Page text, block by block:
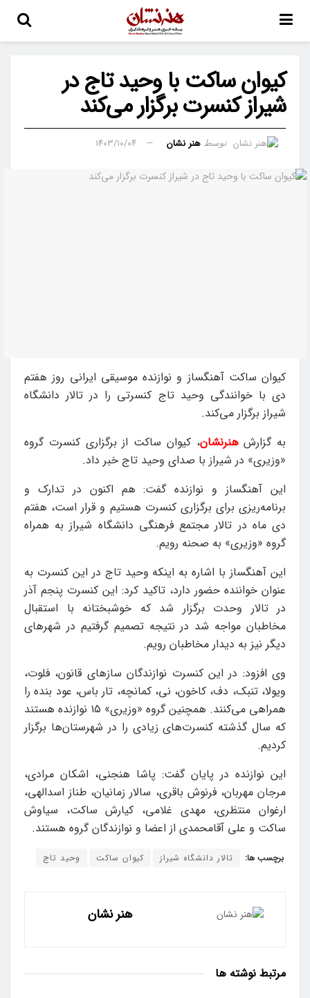
کیوان ساکت با وحید تاج در
شیراز کنسرت برگزار می‌کند
توسط هنر نشان ۱۴۰۳/۱۰/۰۴
کیوان ساکت آهنگساز و نوازنده موسیقی ایرانی روز هفتم
دی با خوانندگی وحید تاج کنسرتی را در تالار دانشگاه
شیراز برگزار می‌کند.
به گزارشهنرنشان، کیوان ساکت از برگزاری کنسرت گروه
«وزیری» در شیراز با صدای وحید تاج خبر داد.
این آهنگساز و نوازنده گفت: هم اکنون در تدارک و
برنامه‌ریزی برای برگزاری کنسرت هستیم و قرار است، هفتم
دی ماه در تالار مجتمع فرهنگی دانشگاه شیراز به همراه
گروه «وزیری» به صحنه رویم.
این آهنگساز با اشاره به اینکه وحید تاج در این کنسرت به
عنوان خواننده حضور دارد، تاکید کرد: این کنسرت پنجم آذر
در تالار وحدت برگزار شد که خوشبختانه با استقبال
مخاطبان مواجه شد در نتیجه تصمیم گرفتیم در شهرهای
دیگر نیز به دیدار مخاطبان رویم.
وی افزود: در این کنسرت نوازندگان سازهای قانون، فلوت،
ویولا، تنبک، دف، کاخون، نی، کمانچه، تار باس، عود بنده را
همراهی می‌کنند. همچنین گروه «وزیری» ۱۵ نوازنده هستند
که سال گذشته کنسرت‌های زیادی را در شهرستان‌ها برگزار
کردیم.
این نوازنده در پایان گفت: پاشا هنجنی، اشکان مرادی،
مرجان مهربان، فرنوش باقری، سالار زمانیان، طناز اسدالهی،
ارغوان منتظری، مهدی غلامی، کیارش ساکت، سیاوش
ساکت و علی آقامحمدی از اعضا و نوازندگان گروه هستند.
برچسب ها: تالار دانشگاه شیراز کیوان ساکت وحید تاج
هنر نشان
مرتبط نوشته ها